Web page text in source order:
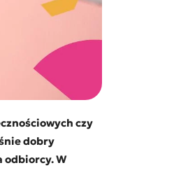
czy
dobry
odbiorcy. W